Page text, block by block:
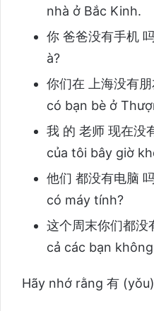
nhà ở Bắc Kinh.
你 爸爸没有手机
à?
你们在 上海没有
có bạn bè ở
我 的 老师 现在没
của tôi bây giờ
他们 都没有电脑
có máy tính?
这个周末你们都
cả các bạn
Hãy nhớ rằng 有